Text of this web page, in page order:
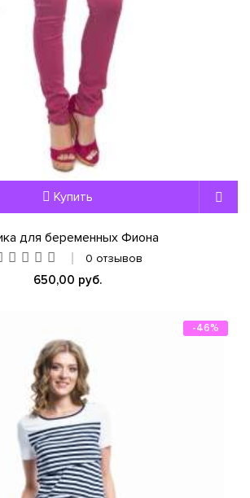
Купить
для беременных Фиона
0 отзывов
650,00 руб.
-46%